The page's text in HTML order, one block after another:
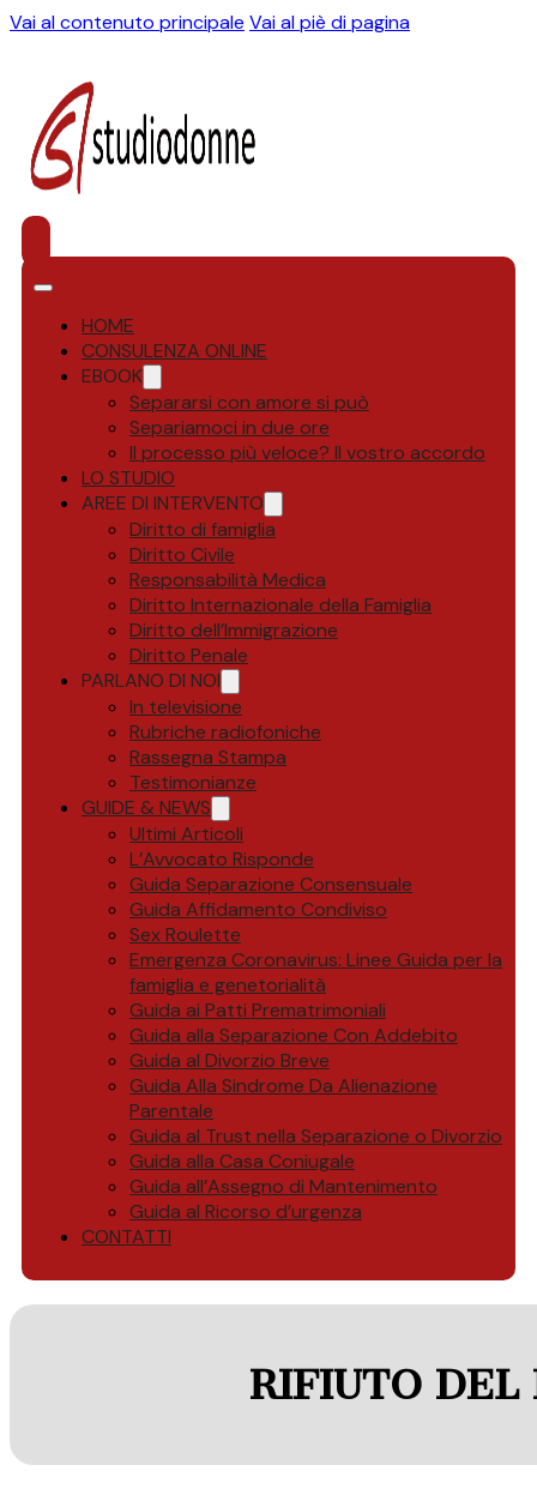
Vai al contenuto principale Vai al piè di pagina
HOME
CONSULENZA ONLINE
EBOOK
Separarsi con amore si può
Separiamoci in due ore
Il processo più veloce? Il vostro accordo
LO STUDIO
AREE DI INTERVENTO
Diritto di famiglia
Diritto Civile
Responsabilità Medica
Diritto Internazionale della Famiglia
Diritto dell’Immigrazione
Diritto Penale
PARLANO DI NOI
In televisione
Rubriche radiofoniche
Rassegna Stampa
Testimonianze
GUIDE & NEWS
Ultimi Articoli
L’Avvocato Risponde
Guida Separazione Consensuale
Guida Affidamento Condiviso
Sex Roulette
Emergenza Coronavirus: Linee Guida per la
famiglia e genetorialità
Guida ai Patti Prematrimoniali
Guida alla Separazione Con Addebito
Guida al Divorzio Breve
Guida Alla Sindrome Da Alienazione
Parentale
Guida al Trust nella Separazione o Divorzio
Guida alla Casa Coniugale
Guida all’Assegno di Mantenimento
Guida al Ricorso d’urgenza
CONTATTI
RIFIUTO DEL